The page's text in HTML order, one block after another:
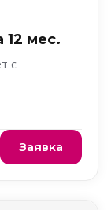
мес.
с
Заявка